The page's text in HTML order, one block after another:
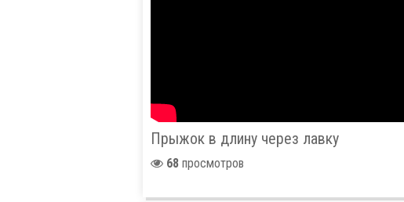
Прыжок в длину через лавку
68 просмотров